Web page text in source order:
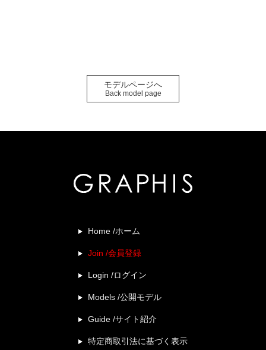
モデルページへ
Back model page
Home /ホーム
Join /会員登録
Login /ログイン
Models /公開モデル
Guide /サイト紹介
特定商取引法に基づく表示